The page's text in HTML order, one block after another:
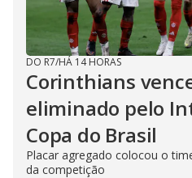
DO R7/HÁ 14 HORAS
Corinthians
eliminado pelo
Copa do Brasil
Placar agregado colocou o
da competição